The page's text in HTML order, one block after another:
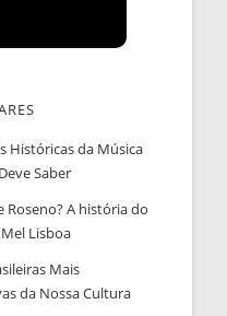
Históricas da Música
Saber
Roseno? A história do
Lisboa
Mais
da Nossa Cultura